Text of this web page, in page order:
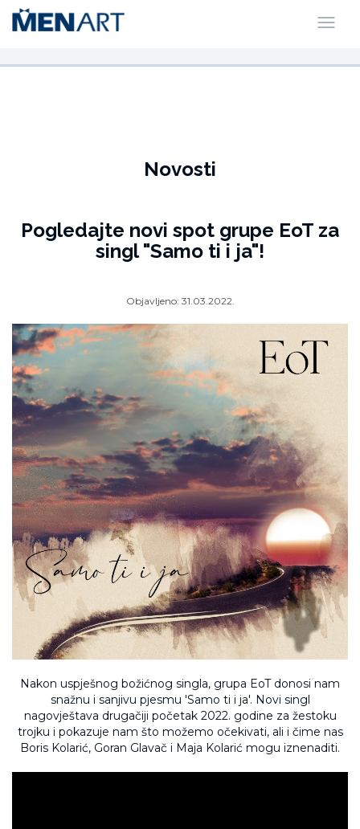
Novosti
Pogledajte novi spot grupe EoT za
singl "Samo ti i ja"!
Objavljeno: 31.03.2022.
Nakon uspješnog božićnog singla, grupa EoT donosi nam
snažnu i sanjivu pjesmu 'Samo ti i ja'. Novi singl
nagovještava drugačiji početak 2022. godine za žestoku
trojku i pokazuje nam što možemo očekivati, ali i čime nas
Boris Kolarić, Goran Glavač i Maja Kolarić mogu iznenaditi.